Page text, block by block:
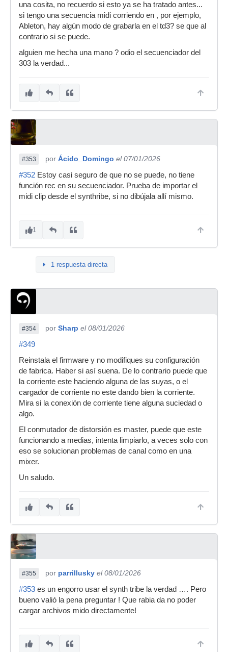
una cosita, no recuerdo si esto ya se ha tratado antes...
si tengo una secuencia midi corriendo en , por ejemplo,
Ableton, hay algún modo de grabarla en el td3? se que al
contrario si se puede.
alguien me hecha una mano ? odio el secuenciador del
303 la verdad...
#353 por Ácido_Domingo el 07/01/2026
#352 Estoy casi seguro de que no se puede, no tiene
función rec en su secuenciador. Prueba de importar el
midi clip desde el synthribe, si no dibújala allí mismo.
1
1 respuesta directa
#354 por Sharp el 08/01/2026
#349
Reinstala el firmware y no modifiques su configuración
de fabrica. Haber si así suena. De lo contrario puede que
la corriente este haciendo alguna de las suyas, o el
cargador de corriente no este dando bien la corriente.
Mira si la conexión de corriente tiene alguna suciedad o
algo.
El conmutador de distorsión es master, puede que este
funcionando a medias, intenta limpiarlo, a veces solo con
eso se solucionan problemas de canal como en una
mixer.
Un saludo.
#355 por parrillusky el 08/01/2026
#353 es un engorro usar el synth tribe la verdad …. Pero
bueno valió la pena preguntar ! Que rabia da no poder
cargar archivos mido directamente!